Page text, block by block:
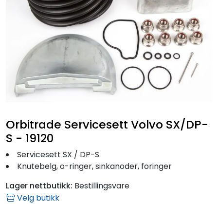
Orbitrade Servicesett Volvo SX/DP-
S - 19120
Servicesett SX / DP-S
Knutebelg, o-ringer, sinkanoder, foringer
Lager nettbutikk: Bestillingsvare
Velg butikk
Motor/Styring
Fortøyning
Fritid/Sikkerhet
Båtpleie/Opplag
Seil
Outlet
Kampanje